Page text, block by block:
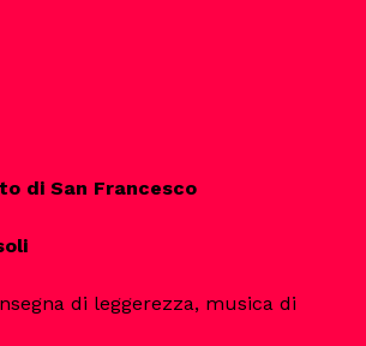
di San Francesco
di leggerezza, musica di